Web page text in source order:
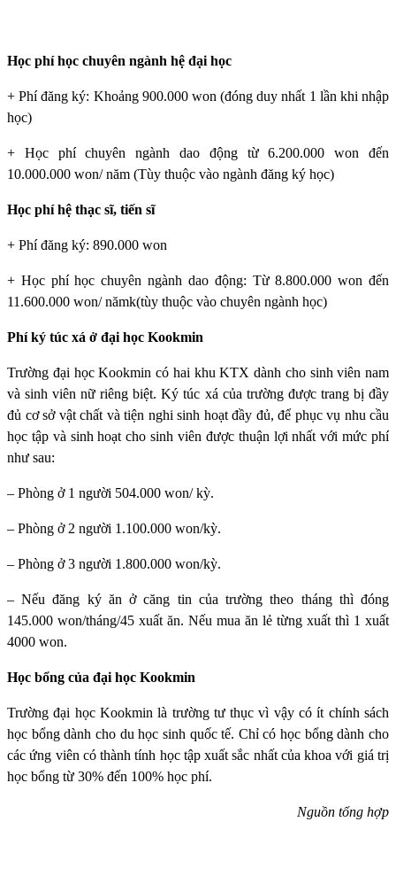
Học phí học chuyên ngành hệ đại học
+ Phí đăng ký: Khoảng 900.000 won (đóng duy nhất 1 lần khi nhập
học)
+ Học phí chuyên ngành dao động từ 6.200.000 won đến
10.000.000 won/ năm (Tùy thuộc vào ngành đăng ký học)
Học phí hệ thạc sĩ, tiến sĩ
+ Phí đăng ký: 890.000 won
+ Học phí học chuyên ngành dao động: Từ 8.800.000 won đến
11.600.000 won/ nămk(tùy thuộc vào chuyên ngành học)
Phí ký túc xá ở đại học Kookmin
Trường đại học Kookmin có hai khu KTX dành cho sinh viên nam
và sinh viên nữ riêng biệt. Ký túc xá của trường được trang bị đầy
đủ cơ sở vật chất và tiện nghi sinh hoạt đầy đủ, để phục vụ nhu cầu
học tập và sinh hoạt cho sinh viên được thuận lợi nhất với mức phí
như sau:
– Phòng ở 1 người 504.000 won/ kỳ.
– Phòng ở 2 người 1.100.000 won/kỳ.
– Phòng ở 3 người 1.800.000 won/kỳ.
– Nếu đăng ký ăn ở căng tin của trường theo tháng thì đóng
145.000 won/tháng/45 xuất ăn. Nếu mua ăn lẻ từng xuất thì 1 xuất
4000 won.
Học bổng của đại học Kookmin
Trường đại học Kookmin là trường tư thục vì vậy có ít chính sách
học bổng dành cho du học sinh quốc tế. Chỉ có học bổng dành cho
các ứng viên có thành tính học tập xuất sắc nhất của khoa với giá trị
học bổng từ 30% đến 100% học phí.
Nguồn tổng hợp